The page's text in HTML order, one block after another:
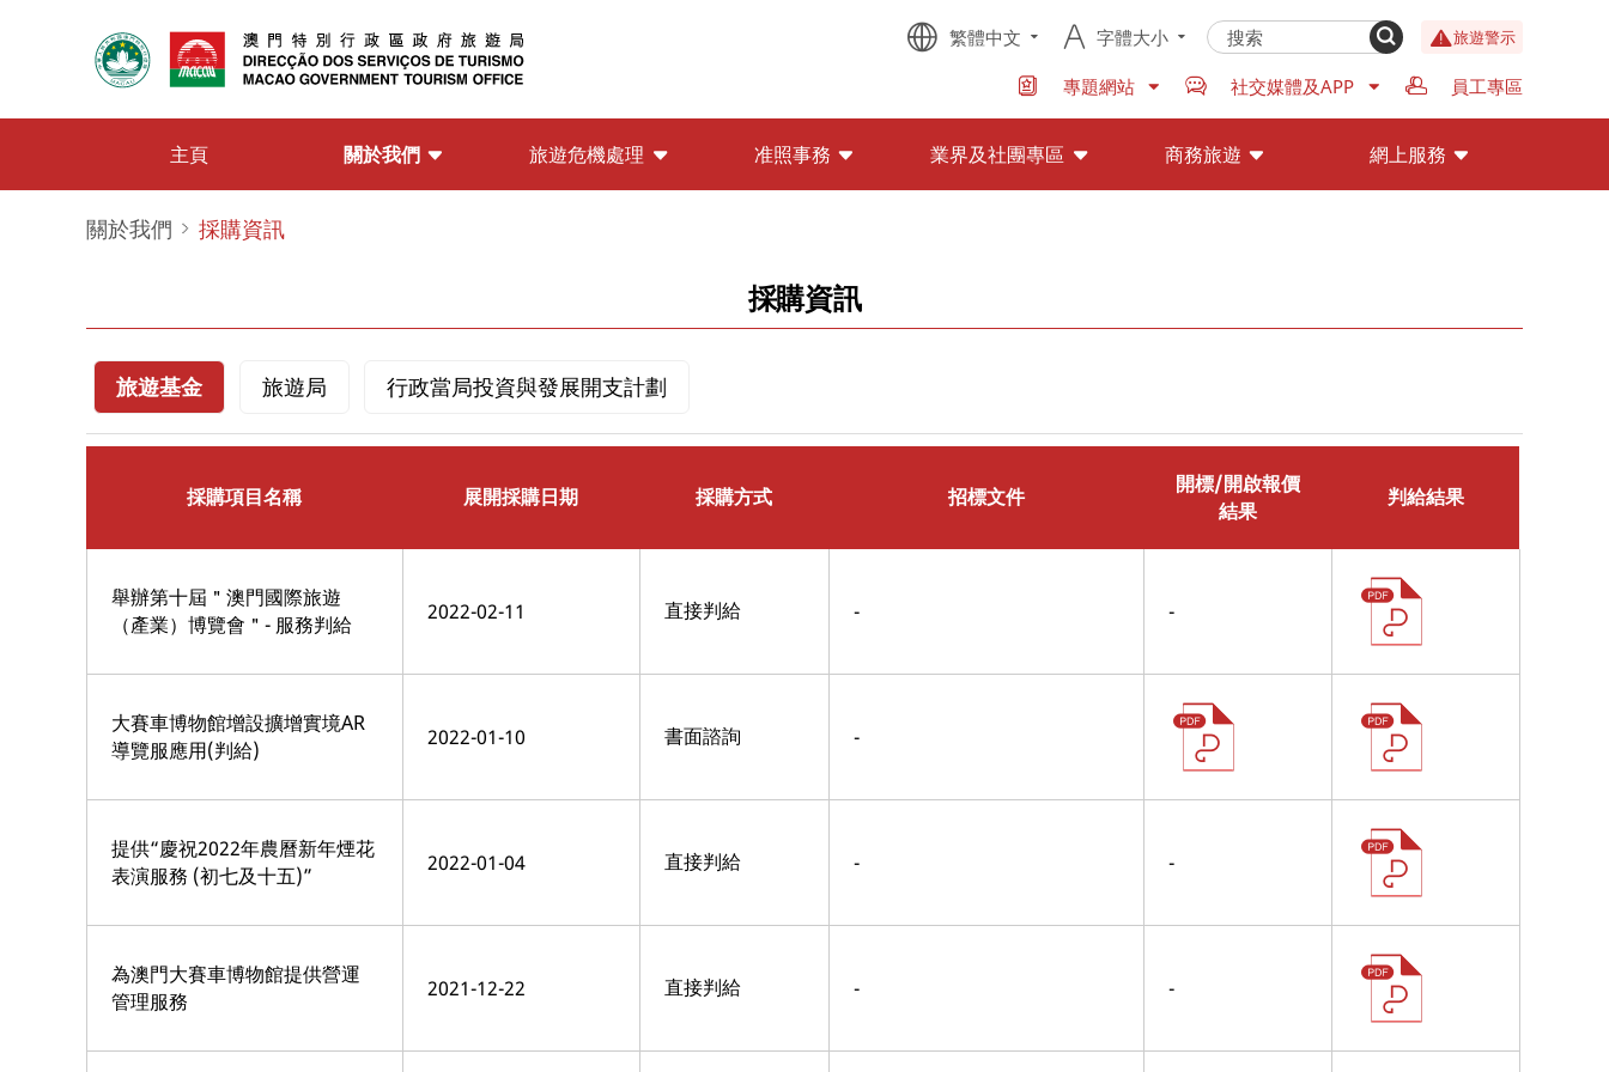
繁體中文 字體大小 旅遊警示
專題網站 社交媒體及APP 員工專區
主頁 關於我們 旅遊危機處理 准照事務 業界及社團專區 商務旅遊 網上服務
關於我們 採購資訊
採購資訊
旅遊基金 旅遊局 行政當局投資與發展開支計劃
採購項目名稱 展開採購日期 採購方式 招標文件
開標/開啟報價
結果
判給結果
舉辦第十屆＂澳門國際旅遊
（產業）博覽會＂- 服務判給
2022-02-11 直接判給 - -
大賽車博物館增設擴增實境AR
導覽服應用(判給)
2022-01-10 書面諮詢 -
提供“慶祝2022年農曆新年煙花
表演服務 (初七及十五)”
2022-01-04 直接判給 - -
為澳門大賽車博物館提供營運
管理服務
2021-12-22 直接判給 - -